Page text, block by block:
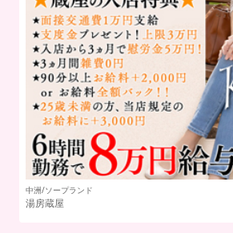
中洲/ソープランド
湯房蔵屋